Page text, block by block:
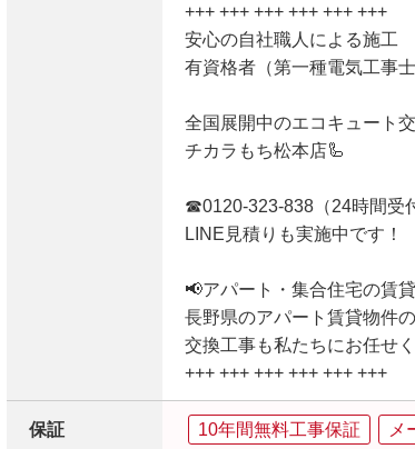
+++ +++ +++ +++ +++ +++
安心の自社職人による施工
有資格者（第一種電気工事
全国展開中のエコキュート
チカラもち松本店🦾
☎0120-323-838（24時間受
LINE見積りも実施中です！
📢アパート・集合住宅の賃
長野県のアパート賃貸物件
交換工事も私たちにお任せく
+++ +++ +++ +++ +++ +++
保証 10年間無料工事保証 メ